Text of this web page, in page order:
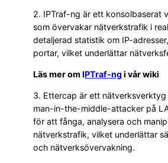
2. IPTraf-ng är ett konsolbaserat
som övervakar nätverkstrafik i
detaljerad statistik om IP-
portar, vilket underlättar
Läs mer om IPTraf-ngi vår wiki
3. Ettercap är ett
man-in-the-middle-attacker på
för att fånga, analysera och
nätverkstrafik, vilket underlättar
och nätverksövervakning.